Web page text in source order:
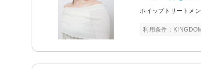
ホイップトリートメ
利用条件：